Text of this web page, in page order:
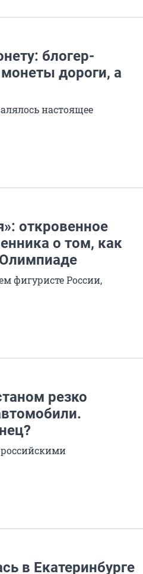
блогер-
дороги, а
настоящее
откровенное
о том, как
фигуристе России,
резко
в Екатеринбурге